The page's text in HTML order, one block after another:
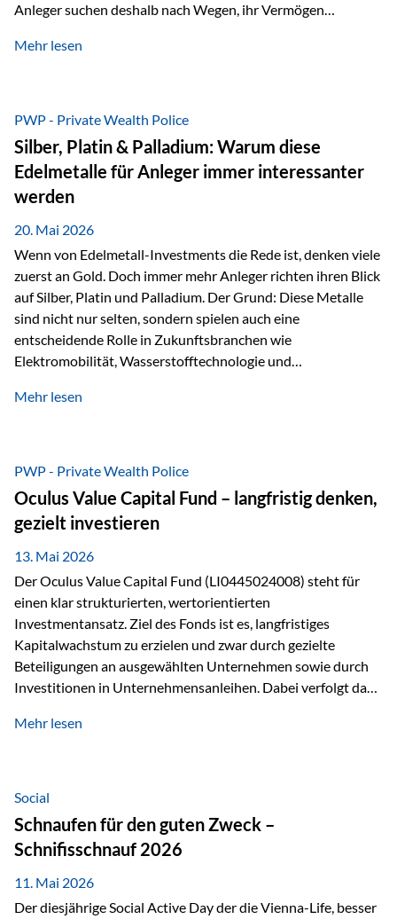
Anleger suchen deshalb nach Wegen, ihr Vermögen
Unsicherheit abzusichern. Genau hier rücken reale und
monetäre Rolle zurück Gold erlebt derzeit eine
bemerkenswerte Renaissance als monetärer Wertspeicher.
Treiber sind Rekordkäufe der Zentralbanken, geopolitische
Spannungen und ein schleichender Vertrauensverlust in
ungedeckte Papierwährungen. Wie groß dieser
Vertrauensverlust ausfällt, zeigt ein nüchterner
Mehr lesen
PWP - Private Wealth Police
Silber, Platin & Palladium: Warum diese
Edelmetalle für Anleger immer interessanter
werden
20. Mai 2026
Wenn von Edelmetall-Investments die Rede ist, denken viele
zuerst an Gold. Doch immer mehr Anleger richten ihren Blick
auf Silber, Platin und Palladium. Der Grund: Diese Metalle
sind nicht nur selten, sondern spielen auch eine
entscheidende Rolle in Zukunftsbranchen wie
Elektromobilität, Wasserstofftechnologie und
Faktoren für Investoren – begrenztes Angebot und
klassischer „Sicherheitsanker“ gilt, bieten Silber, Platin und
Palladium zusätzlich die Chance, von technologischen
Entwicklungen zu profitieren. Die Nachfrage entsteht nicht
nur durch Anleger, sondern vor allem durch die Industrie.
Gerade in…
Mehr lesen
PWP - Private Wealth Police
Oculus Value Capital Fund – langfristig denken,
gezielt investieren
13. Mai 2026
Der Oculus Value Capital Fund (LI0445024008) steht für
einen klar strukturierten, wertorientierten
Investmentansatz. Ziel des Fonds ist es, langfristiges
Kapitalwachstum zu erzielen und zwar durch gezielte
Beteiligungen an ausgewählten Unternehmen sowie durch
Investitionen in Unternehmensanleihen. Dabei verfolgt das
Marktbewegungen stehen im Fokus, sondern die
innerhalb der Private Wealth Police der Vienna-Life steht
der Oculus Value Capital Fund für einen langfristig
orientierten Value-Investing-Ansatz mit Fokus auf
fundamentale Unternehmensanalyse und nachhaltige
Wertentwicklung. Der Investmentansatz: Value Investing
mit Weitblick Im Zentrum steht ein…
Mehr lesen
Social
Schnaufen für den guten Zweck –
Schnifisschnauf 2026
11. Mai 2026
Der diesjährige Social Active Day der die Vienna-Life, besser